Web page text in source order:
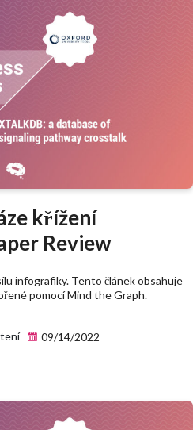
křížení
Review
infografiky. Tento článek obsahuje
pomocí Mind the Graph.
09/14/2022